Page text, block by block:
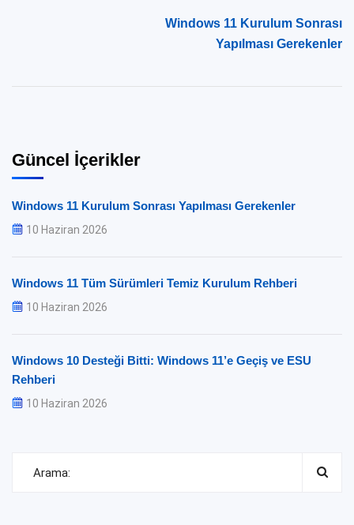
Windows 11 Kurulum Sonrası
Yapılması Gerekenler
Güncel İçerikler
Windows 11 Kurulum Sonrası Yapılması Gerekenler
10 Haziran 2026
Windows 11 Tüm Sürümleri Temiz Kurulum Rehberi
10 Haziran 2026
Windows 10 Desteği Bitti: Windows 11’e Geçiş ve ESU
Rehberi
10 Haziran 2026